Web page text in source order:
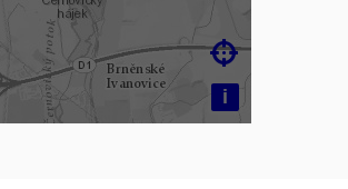
i
